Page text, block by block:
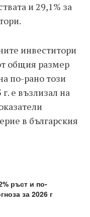
и 29,1% за
инвеститори
общия размер
по-рано този
е възлизал на
в българския
ръст и по-
за 2026 г